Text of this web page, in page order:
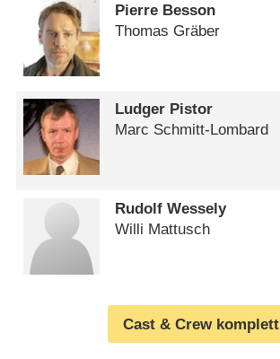
Pierre Besson
Thomas Gräber
Ludger Pistor
Marc Schmitt-Lombard
Rudolf Wessely
Willi Mattusch
Cast & Crew komplett